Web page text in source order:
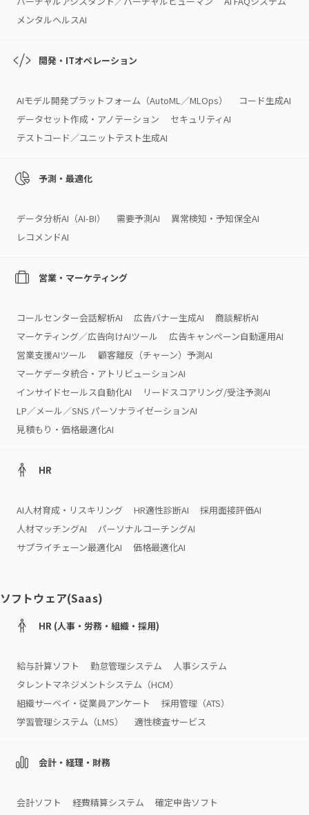
メンタルヘルスAI
開発・ITオペレーション
AIモデル開発プラットフォーム（AutoML／MLOps）
コード生成AI
データセット作成・アノテーション
セキュリティAI
テストコード／ユニットテスト生成AI
予測・最適化
データ分析AI（AI‑BI） 需要予測AI
異常検知・予知保全AI
レコメンドAI
営業・マーケティング
コールセンター会話解析AI 広告バナー生成AI
商談解析AI
マーケティング／広告向けAIツール
広告キャンペーン自動運用AI
営業支援AIツール
顧客離反（チャーン）予測AI
マーケデータ統合・アトリビューションAI
インサイドセールス自動化AI
リードスコアリング/受注予測AI
LP／メール／SNS パーソナライゼーションAI
見積もり・価格最適化AI
HR
AI人材育成・リスキリング HR適性診断AI
採用面接評価AI
人材マッチングAI
パーソナルコーチングAI
サプライチェーン最適化AI
価格最適化AI
ソフトウェア(Saas)
HR (人事・労務・組織・採用)
給与計算ソフト 勤怠管理システム
人事システム
タレントマネジメントシステム（HCM）
組織サーベイ・従業員アンケート
採用管理（ATS）
学習管理システム（LMS）
適性検査サービス
会計・経理・財務
会計ソフト 経費精算システム
確定申告ソフト